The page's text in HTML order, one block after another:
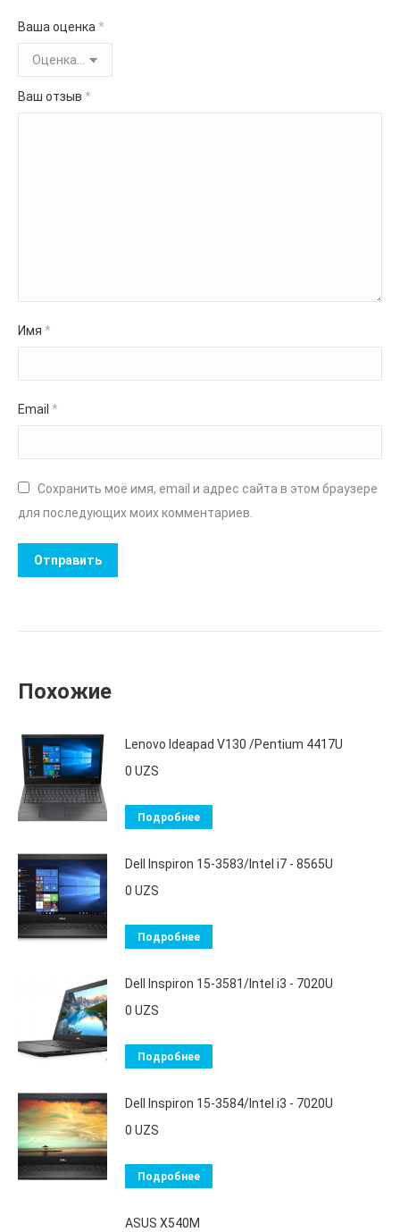
Ваша оценка *
Ваш отзыв *
Имя *
Email *
Сохранить моё имя, email и адрес сайта в этом браузере
для последующих моих комментариев.
Похожие
Lenovo Ideapad V130 /Pentium 4417U
0 UZS
Подробнее
Dell Inspiron 15-3583/Intel i7 - 8565U
0 UZS
Подробнее
Dell Inspiron 15-3581/Intel i3 - 7020U
0 UZS
Подробнее
Dell Inspiron 15-3584/Intel i3 - 7020U
0 UZS
Подробнее
ASUS X540M